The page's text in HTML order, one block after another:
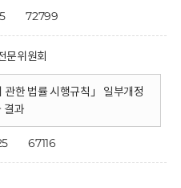
72799
문위원회
관한 법률 시행규칙」 일부개정
결과
67116